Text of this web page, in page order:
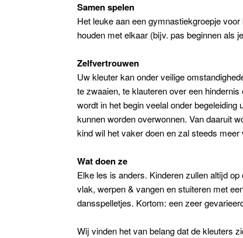
Samen spelen
Het leuke aan een gymnastiekgroepje
houden met elkaar (bijv. pas beginnen als
Zelfvertrouwen
Uw kleuter kan onder veilige
te zwaaien, te klauteren over een
wordt in het begin veelal onder
kunnen worden overwonnen. Van daaruit
kind wil het vaker doen en zal steeds
Wat doen ze
Elke les is anders. Kinderen zullen altijd
vlak, werpen & vangen en stuiteren met
dansspelletjes. Kortom: een zeer
Wij vinden het van belang dat de kleuters